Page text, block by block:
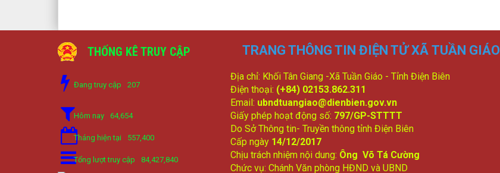
THỐNG KÊ TRUY CẬP
Đang truy cập 207
Hôm nay 64,654
Tháng hiện tại 557,400
Tổng lượt truy cập 84,427,840
TRANG THÔNG TIN ĐIỆN TỬ XÃ TUẦN GIÁO
Địa chỉ: Khối Tân Giang -Xã Tuần Giáo - Tỉnh Điện Biên
Điện thoại: (+84) 02153.862.311
Email: ubndtuangiao@dienbien.gov.vn
Giấy phép hoạt động số: 797/GP-STTTT
Do Sở Thông tin- Truyền thông tỉnh Điện Biên
Cấp ngày 14/12/2017
Chịu trách nhiệm nội dung: Ông Võ Tá Cường
Chức vụ: Chánh Văn phòng HĐND và UBND